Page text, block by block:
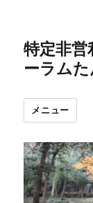
特定非
ーラム
メニュー